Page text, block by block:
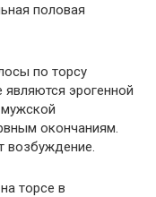
половая
по торсу
эрогенной
окончаниям.
возбуждение.
торсе в